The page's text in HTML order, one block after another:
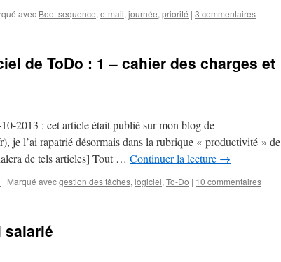
avec Boot sequence, e-mail, journée, priorité | 3 commentaires
de ToDo : 1 – cahier des charges et
2013 : cet article était publié sur mon blog de
je l’ai rapatrié désormais dans la rubrique « productivité » de
de tels articles] Tout … Continuer la lecture →
| Marqué avecgestion des tâches, logiciel, To-Do | 10 commentaires
salarié